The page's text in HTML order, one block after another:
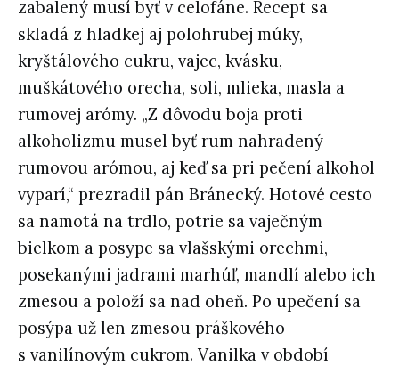
zabalený musí byť v celofáne. Recept sa
skladá z hladkej aj polohrubej múky,
kryštálového cukru, vajec, kvásku,
muškátového orecha, soli, mlieka, masla a
rumovej arómy. „Z dôvodu boja proti
alkoholizmu musel byť rum nahradený
rumovou arómou, aj keď sa pri pečení alkohol
vyparí,“ prezradil pán Bránecký. Hotové cesto
sa namotá na trdlo, potrie sa vaječným
bielkom a posype sa vlašskými orechmi,
posekanými jadrami marhúľ, mandlí alebo ich
zmesou a položí sa nad oheň. Po upečení sa
posýpa už len zmesou práškového
s vanilínovým cukrom. Vanilka v období